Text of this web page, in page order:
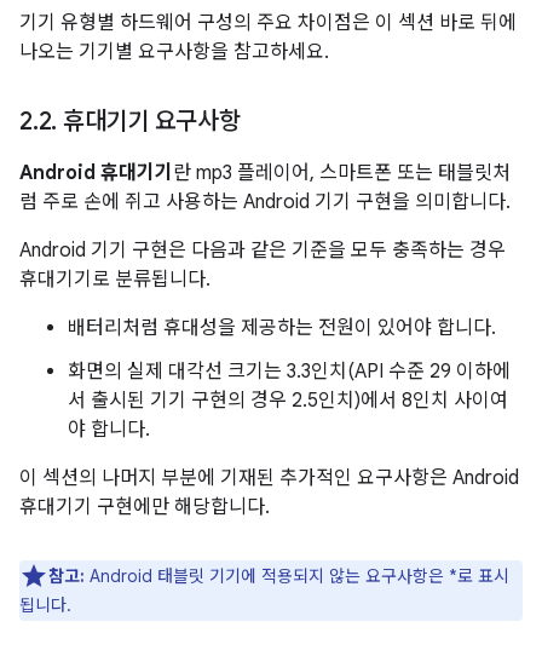
기기 유형별 하드웨어 구성의 주요 차이점은 이 섹션 바로 뒤에
나오는 기기별 요구사항을 참고하세요.
2.2. 휴대기기 요구사항
Android 휴대기기 란 mp3 플레이어, 스마트폰 또는 태블릿처
럼 주로 손에 쥐고 사용하는 Android 기기 구현을 의미합니다.
Android 기기 구현은 다음과 같은 기준을 모두 충족하는 경우
휴대기기로 분류됩니다.
배터리처럼 휴대성을 제공하는 전원이 있어야 합니다.
화면의 실제 대각선 크기는 3.3인치(API 수준 29 이하에
서 출시된 기기 구현의 경우 2.5인치)에서 8인치 사이여
야 합니다.
이 섹션의 나머지 부분에 기재된 추가적인 요구사항은 Android
휴대기기 구현에만 해당합니다.
참고: Android 태블릿 기기에 적용되지 않는 요구사항은 *로 표시
됩니다.